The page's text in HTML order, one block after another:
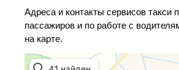
Адреса и контакты сервисов такси
пассажиров и по работе с
на карте.